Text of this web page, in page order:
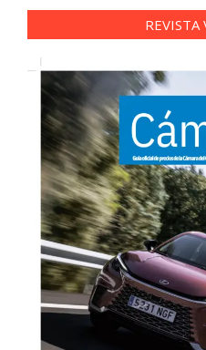
REVISTA